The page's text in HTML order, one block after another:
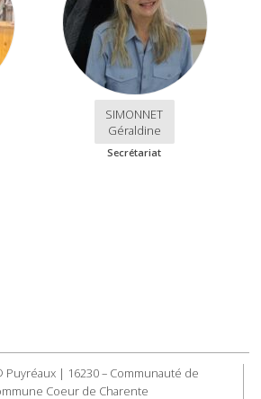
SIMONNET
Géraldine
Secrétariat
Puyréaux | 16230 – Communauté de
Coeur de Charente